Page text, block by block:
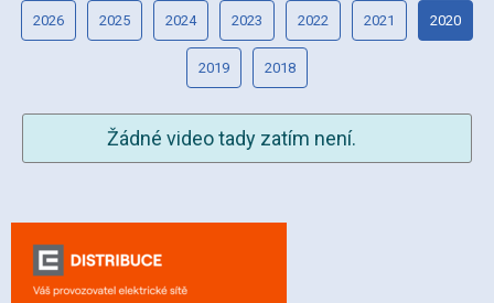
2026 2025 2024 2023 2022 2021 2020
2019 2018
Žádné video tady zatím není.